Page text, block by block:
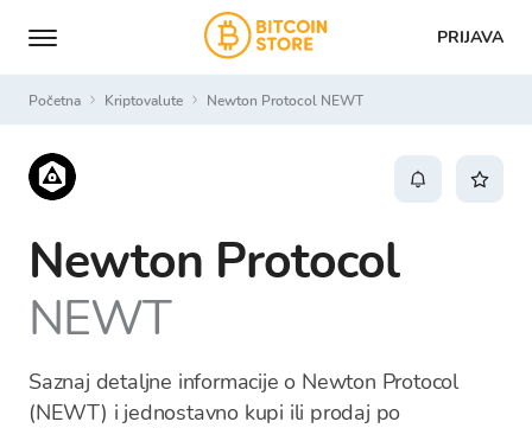
PRIJAVA
Početna Kriptovalute Newton Protocol NEWT
Newton Protocol
NEWT
Saznaj detaljne informacije o Newton Protocol
(NEWT) i jednostavno kupi ili prodaj po